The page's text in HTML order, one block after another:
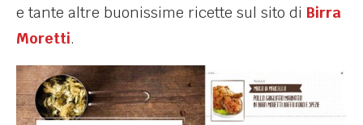
e tante altre buonissime ricette sul sito di Birra
Moretti.